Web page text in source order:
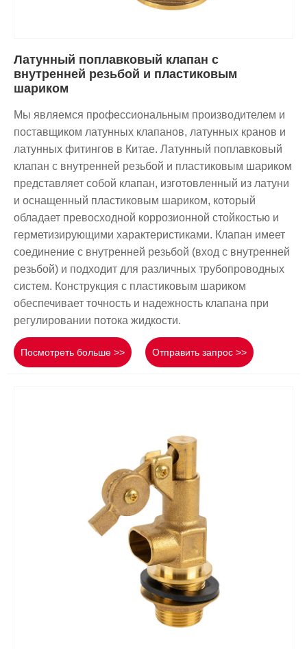
Латунный поплавковый клапан с
внутренней резьбой и пластиковым
шариком
Мы являемся профессиональным производителем и
поставщиком латунных клапанов, латунных кранов и
латунных фитингов в Китае. Латунный поплавковый
клапан с внутренней резьбой и пластиковым шариком
представляет собой клапан, изготовленный из латуни
и оснащенный пластиковым шариком, который
обладает превосходной коррозионной стойкостью и
герметизирующими характеристиками. Клапан имеет
соединение с внутренней резьбой (вход с внутренней
резьбой) и подходит для различных трубопроводных
систем. Конструкция с пластиковым шариком
обеспечивает точность и надежность клапана при
регулировании потока жидкости.
Посмотреть больше >> Отправить запрос >>